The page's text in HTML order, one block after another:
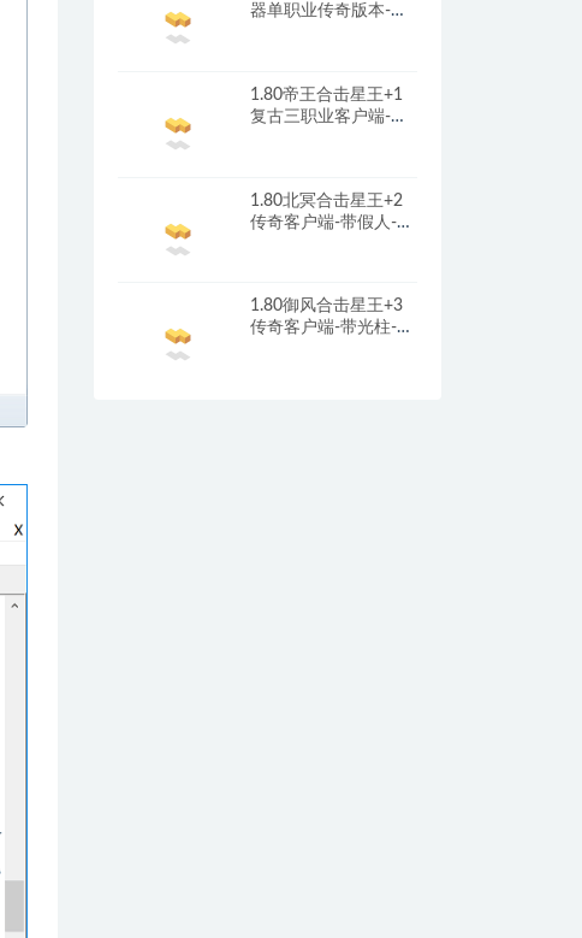
器单职业传奇版本-带
1.80帝王合击星王+1
复古三职业客户端-带
1.80北冥合击星王+2
传奇客户端-带假人-光
1.80御风合击星王+3
传奇客户端-带光柱-沙